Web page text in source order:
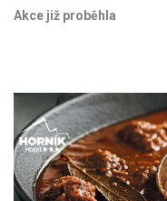
Akce již proběhla